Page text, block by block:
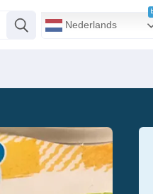
Nederlands